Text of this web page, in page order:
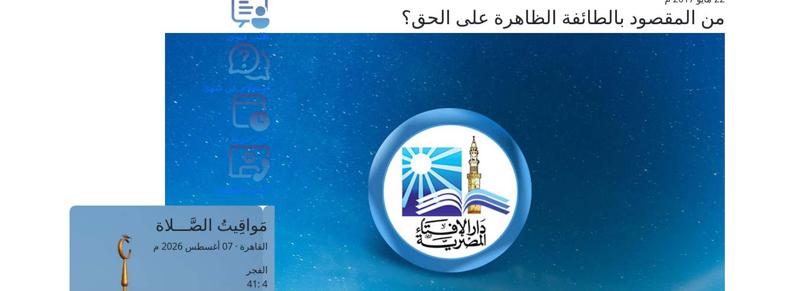
من المقصود بالطائفة الظاهرة على الحق؟
طلب فتوى
استعلام عن فتوى
حجز موعد
الفتوى الهاتفية
مَواقِيتُ الصَّـــلاة
القاهرة · 07 أغسطس 2026 م
الفجر
4 :41